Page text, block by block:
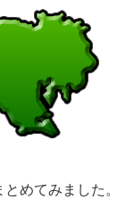
めてみました。